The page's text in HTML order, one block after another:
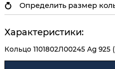
Определить размер
Характеристики:
Кольцо 1101802Л00245 Ag 925